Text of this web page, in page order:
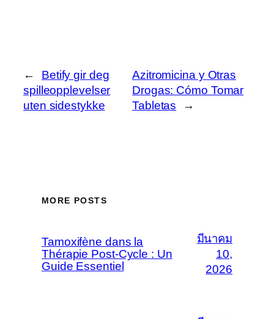
←
Betify gir deg
spilleopplevelser
uten sidestykke
Azitromicina y Otras
Drogas: Cómo Tomar
Tabletas
→
MORE POSTS
Tamoxifène dans la
Thérapie Post-Cycle : Un
Guide Essentiel
มีนาคม
10,
2026